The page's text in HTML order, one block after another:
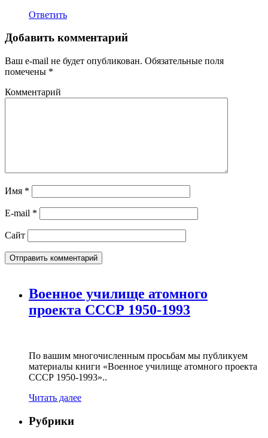
Ответить
Добавить комментарий
Ваш e-mail не будет опубликован. Обязательные поля
помечены *
Комментарий
Имя *
E-mail *
Сайт
Военное училище атомного
проекта СССР 1950-1993
По вашим многочисленным просьбам мы публикуем
материалы книги «Военное училище атомного проекта
СССР 1950-1993»..
Читать далее
Рубрики